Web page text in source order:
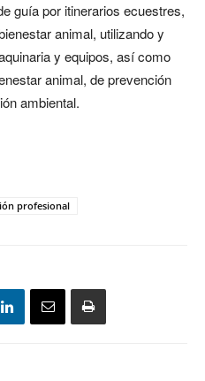
guía por itinerarios ecuestres,
animal, utilizando y
y equipos, así como
animal, de prevención
ambiental.
profesional